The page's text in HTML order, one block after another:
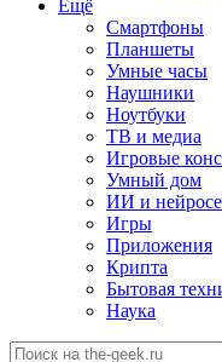
Ещё
Смартфоны
Планшеты
Умные часы
Наушники
Ноутбуки
ТВ и медиа
Игровые
Умный дом
ИИ и
Игры
Приложения
Крипта
Бытовая
Наука